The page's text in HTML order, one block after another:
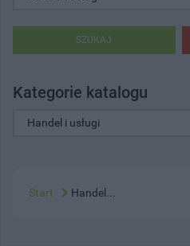
SZUKAJ
Kategorie katalogu
Start Handel...